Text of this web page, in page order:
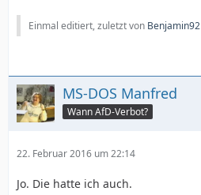
Einmal editiert, zuletzt von Benjamin92
MS-DOS Manfred
Wann AfD-Verbot?
22. Februar 2016 um 22:14
Jo. Die hatte ich auch.